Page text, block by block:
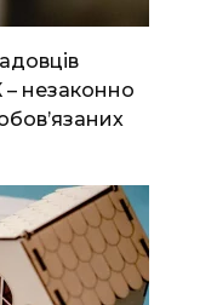
– незаконно